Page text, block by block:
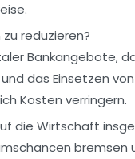
reduzieren?
Bankangebote,
das Einsetzen von
Kosten verringern.
die Wirtschaft
bremsen